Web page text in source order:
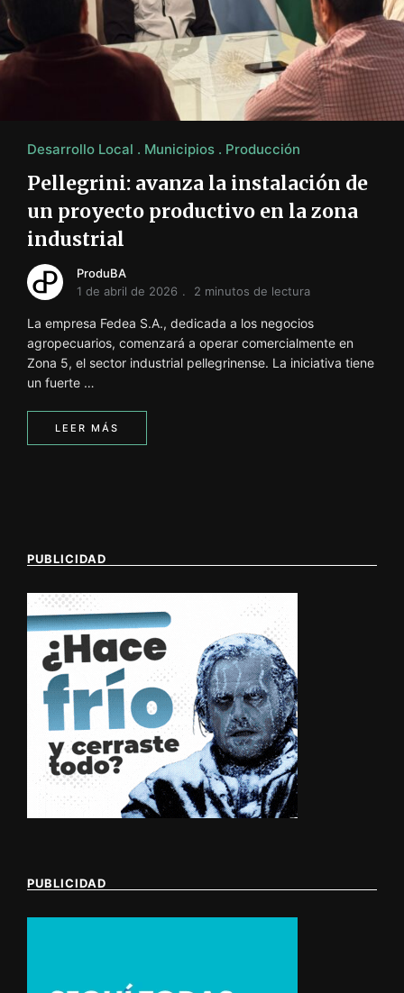
i
ó
n
INFORMACIÓN SOBRE LA PRODUCCIÓN EN LA
Desarrollo Local Municipios Producción
Pellegrini: avanza la instalación de
un proyecto productivo en la zona
industrial
ProduBA
1 de abril de 2026
2 minutos de lectura
La empresa Fedea S.A., dedicada a los negocios
agropecuarios, comenzará a operar comercialmente en
Zona 5, el sector industrial pellegrinense. La iniciativa tiene
un fuerte …
LEER MÁS
PUBLICIDAD
PUBLICIDAD